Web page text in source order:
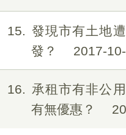
15
發現市有土地
發？
2017-
16
承租市有非公
有無優惠？